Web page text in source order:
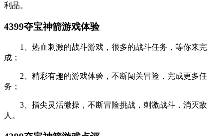
利品。
4399夺宝神箭游戏体验
1、热血刺激的战斗游戏，很多的战斗任务，等你来完
成；
2、精彩有趣的游戏体验，不断闯关冒险，完成更多任
务；
3、指尖灵活微操，不断冒险挑战，刺激战斗，消灭敌
人。